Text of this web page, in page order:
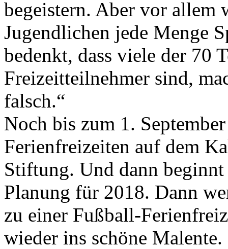
begeistern. Aber vor allem
Jugendlichen jede Menge
bedenkt, dass viele der 70
Freizeitteilnehmer sind,
falsch.“
Noch bis zum 1.
Ferienfreizeiten auf dem
Stiftung. Und dann
Planung für 2018. Dann
zu einer Fußball-
wieder ins schöne Malente.